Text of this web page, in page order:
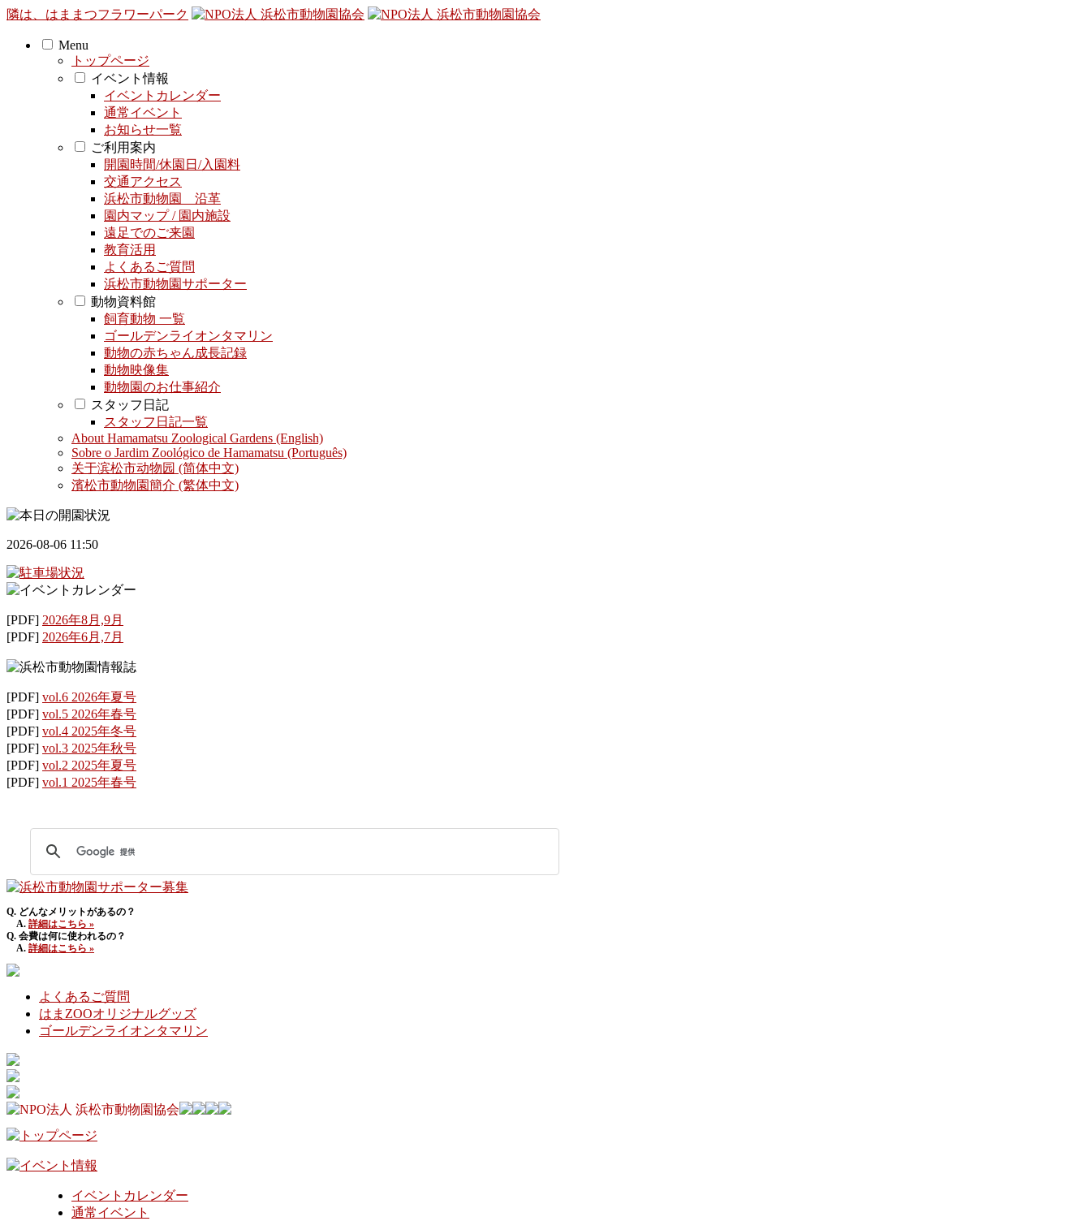
隣は、はままつフラワーパーク
Menu
トップページ
イベント情報
イベントカレンダー
通常イベント
お知らせ一覧
ご利用案内
開園時間/休園日/入園料
交通アクセス
浜松市動物園 沿革
園内マップ / 園内施設
遠足でのご来園
教育活用
よくあるご質問
浜松市動物園サポーター
動物資料館
飼育動物 一覧
ゴールデンライオンタマリン
動物の赤ちゃん成長記録
動物映像集
動物園のお仕事紹介
スタッフ日記
スタッフ日記一覧
About Hamamatsu Zoological Gardens (English)
Sobre o Jardim Zoológico de Hamamatsu (Português)
关于滨松市动物园 (简体中文)
濱松市動物園簡介 (繁体中文)
2026-08-06 11:50
[PDF] 2026年8月,9月
[PDF] 2026年6月,7月
[PDF] vol.6 2026年夏号
[PDF] vol.5 2026年春号
[PDF] vol.4 2025年冬号
[PDF] vol.3 2025年秋号
[PDF] vol.2 2025年夏号
[PDF] vol.1 2025年春号
Q. どんなメリットがあるの？
A. 詳細はこちら »
Q. 会費は何に使われるの？
A. 詳細はこちら »
よくあるご質問
はまZOOオリジナルグッズ
ゴールデンライオンタマリン
イベントカレンダー
通常イベント